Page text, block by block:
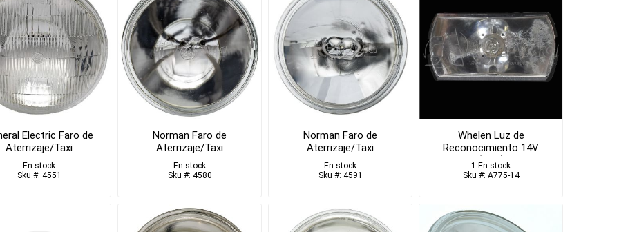
Electric Faro de
Aterrizaje/Taxi
En stock
Sku #: 4551
Norman Faro de
Aterrizaje/Taxi
En stock
Sku #: 4580
Norman Faro de
Aterrizaje/Taxi
En stock
Sku #: 4591
Whelen Luz de
Reconocimiento 14V
(NSD)
1 En stock
Sku #: A775-14